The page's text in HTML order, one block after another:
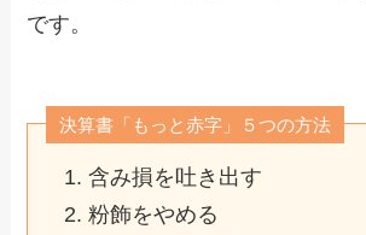
です。
決算書「もっと赤字」５つの方法
含み損を吐き出す
粉飾をやめる